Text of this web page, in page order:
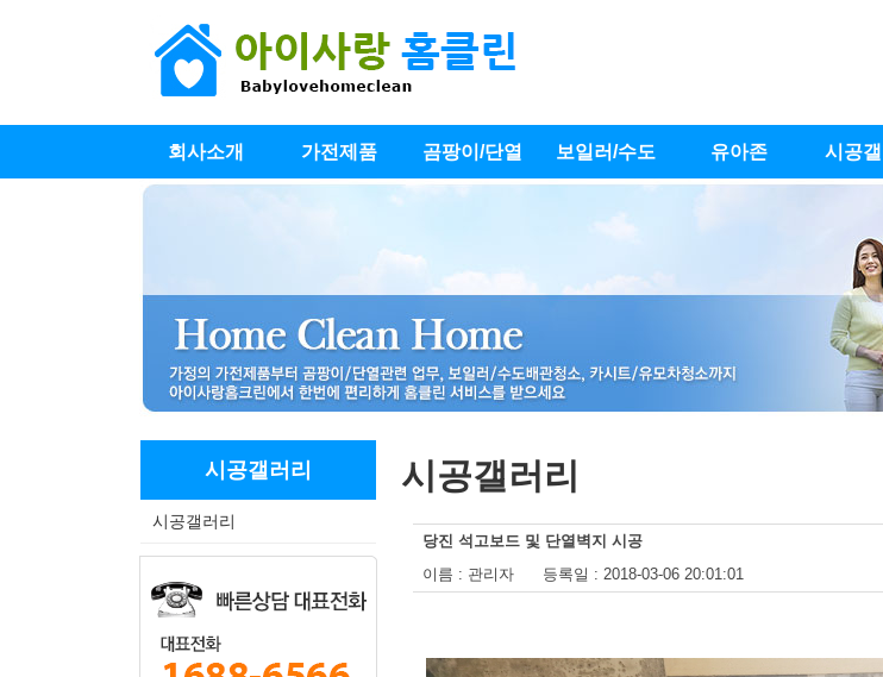
회사소개 가전제품 곰팡이/단열 보일러/수도 유아존 시공갤
시공갤러리
시공갤러리
시공갤러리
당진 석고보드 및 단열벽지 시공
이름 : 관리자 등록일 : 2018-03-06 20:01:01